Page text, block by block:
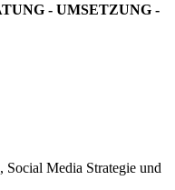
- UMSETZUNG -
Media Strategie und